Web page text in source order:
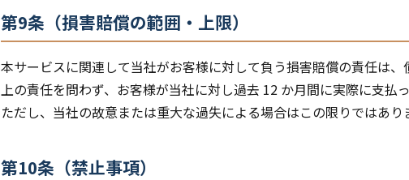
第9条（損害賠償の範囲・上限）
本サービスに関連して当社がお客様に対して負う損害賠償の責任は
上の責任を問わず、お客様が当社に対し過去 12 か月間に実際に支払
ただし、当社の故意または重大な過失による場合はこの限りではあり
第10条（禁止事項）